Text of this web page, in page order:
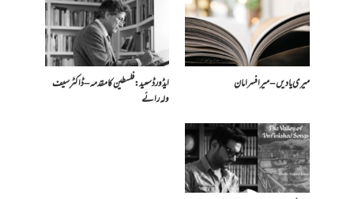
میری یادیں – میر افسر امان
ایڈورڈ سعید: فلسطین کا مقدمہ – ڈاکٹر سیف
ولہ رائے